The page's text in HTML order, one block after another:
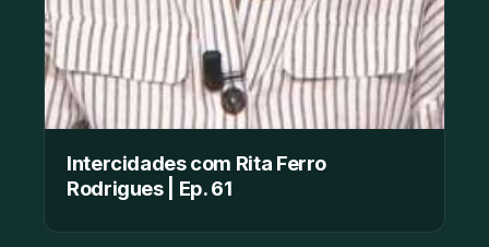
Intercidades com Rita Ferro
Rodrigues | Ep. 61